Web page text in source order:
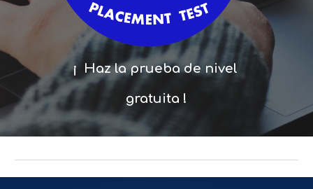
¡ Haz la prueba de nivel
gratuita !